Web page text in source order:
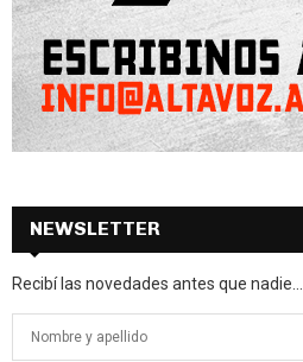
NEWSLETTER
Recibí las novedades antes que nadie...